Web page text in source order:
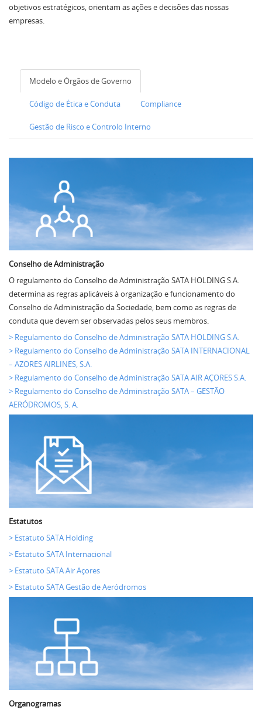
objetivos estratégicos, orientam as ações e decisões das nossas
empresas.
Modelo e Órgãos de Governo
Código de Ética e Conduta Compliance
Gestão de Risco e Controlo Interno
Conselho de Administração
O regulamento do Conselho de Administração SATA HOLDING S.A.
determina as regras aplicáveis à organização e funcionamento do
Conselho de Administração da Sociedade, bem como as regras de
conduta que devem ser observadas pelos seus membros.
> Regulamento do Conselho de Administração SATA HOLDING S.A.
> Regulamento do Conselho de Administração SATA INTERNACIONAL
– AZORES AIRLINES, S.A.
> Regulamento do Conselho de Administração SATA AIR AÇORES S.A.
> Regulamento do Conselho de Administração SATA – GESTÃO
AERÓDROMOS, S. A.
Estatutos
> Estatuto SATA Holding
> Estatuto SATA Internacional
> Estatuto SATA Air Açores
> Estatuto SATA Gestão de Aeródromos
Organogramas